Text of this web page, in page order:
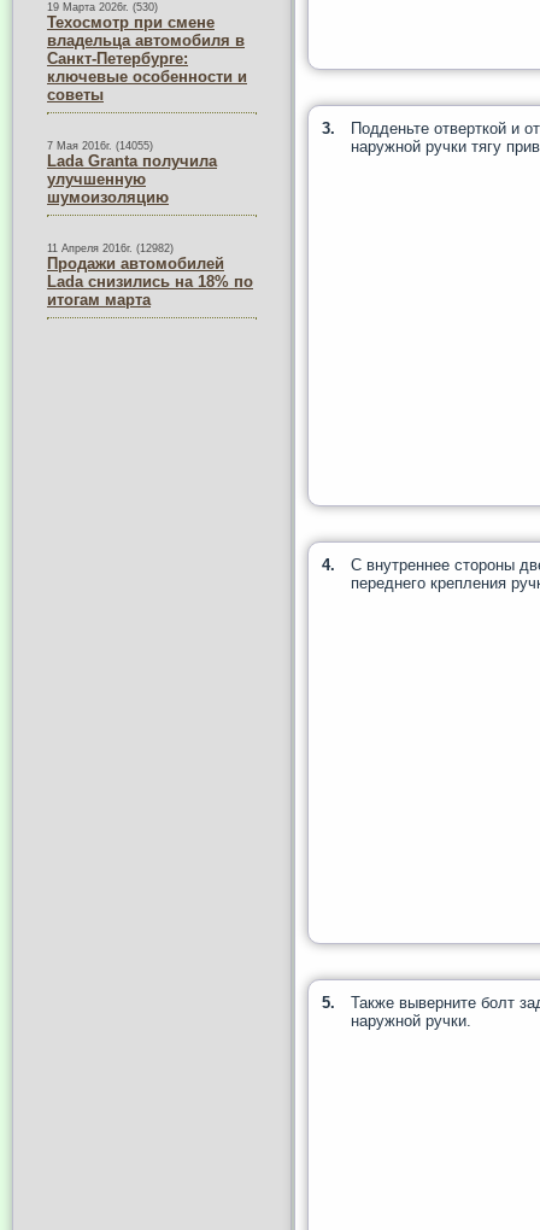
19 Марта 2026г. (530)
Техосмотр при смене
владельца автомобиля в
Санкт-Петербурге:
ключевые особенности и
советы
7 Мая 2016г. (14055)
Lada Granta получила
улучшенную
шумоизоляцию
11 Апреля 2016г. (12982)
Продажи автомобилей
Lada снизились на 18% по
итогам марта
3.
Подденьте отверткой и
наружной ручки тягу
4.
С внутреннее стороны
переднего крепления
5.
Также выверните болт
наружной ручки.